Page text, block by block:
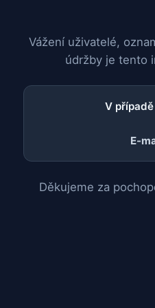
Vážení uživatelé,
údržby je tento
V
E-
Děkujeme za